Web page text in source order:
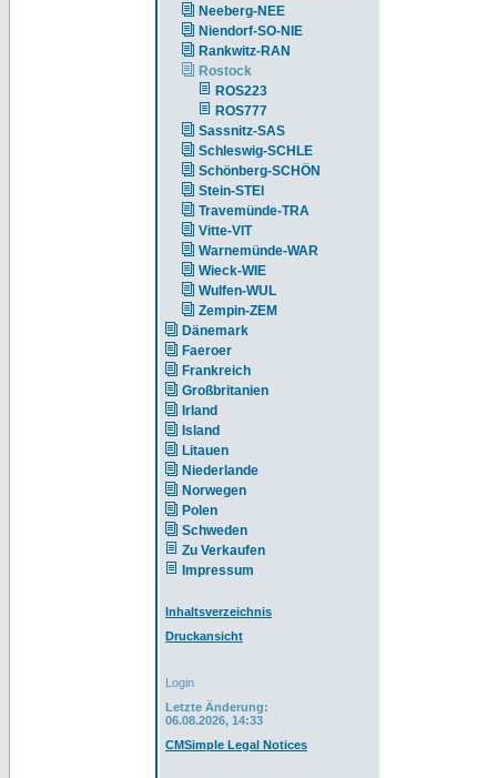
Neeberg-NEE
Niendorf-SO-NIE
Rankwitz-RAN
Rostock
ROS223
ROS777
Sassnitz-SAS
Schleswig-SCHLE
Schönberg-SCHÖN
Stein-STEI
Travemünde-TRA
Vitte-VIT
Warnemünde-WAR
Wieck-WIE
Wulfen-WUL
Zempin-ZEM
Dänemark
Faeroer
Frankreich
Großbritanien
Irland
Island
Litauen
Niederlande
Norwegen
Polen
Schweden
Zu Verkaufen
Impressum
Inhaltsverzeichnis
Druckansicht
Login
Letzte Änderung:
06.08.2026, 14:33
CMSimple Legal Notices